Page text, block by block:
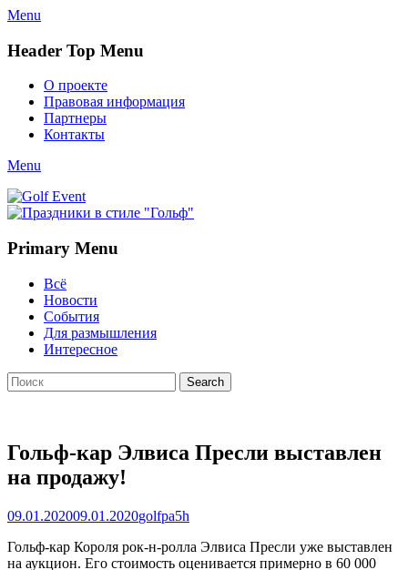
Menu
Header Top Menu
Skip
content
О проекте
Правовая информация
Партнеры
Контакты
Twitter
Email
YouTube
Website
Link
Menu
Golf Event
СМИ о гольфе, гольф-события, новости гольфа. Russian golf
Primary Menu
Skip
content
Всё
Новости
События
Для размышления
Интересное
Search
Search
for:
Гольф-кар Элвиса Пресли выставлен
на продажу!
Posted
09.01.202009.01.2020Author
golfpa5h
Гольф-кар Короля рок-н-ролла Элвиса Пресли уже выставлен
на аукцион. Его стоимость оценивается примерно в 60 000